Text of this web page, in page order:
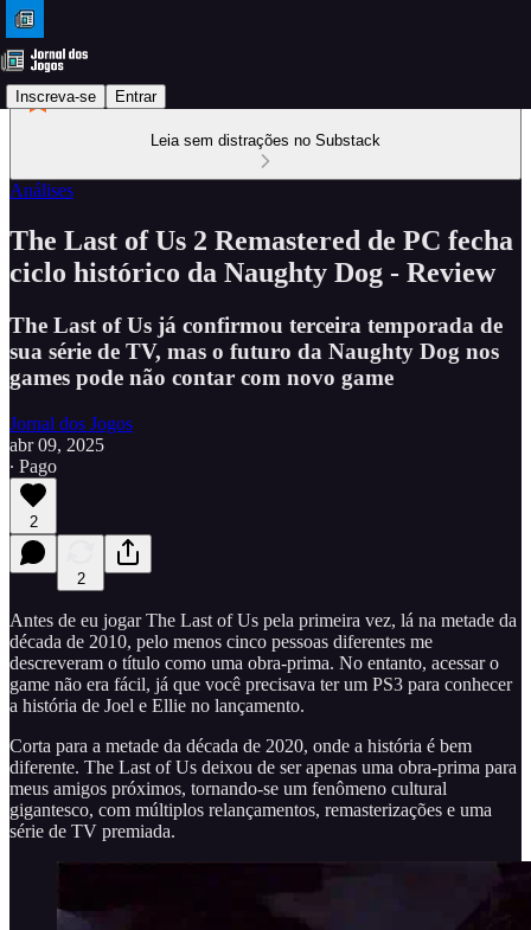
Inscreva-se Entrar
Leia sem distrações no Substack
Análises
The Last of Us 2 Remastered de PC fecha
ciclo histórico da Naughty Dog - Review
The Last of Us já confirmou terceira temporada de
sua série de TV, mas o futuro da Naughty Dog nos
games pode não contar com novo game
Jornal dos Jogos
abr 09, 2025
∙ Pago
2
2
Antes de eu jogar The Last of Us pela primeira vez, lá na metade da
década de 2010, pelo menos cinco pessoas diferentes me
descreveram o título como uma obra-prima. No entanto, acessar o
game não era fácil, já que você precisava ter um PS3 para conhecer
a história de Joel e Ellie no lançamento.
Corta para a metade da década de 2020, onde a história é bem
diferente. The Last of Us deixou de ser apenas uma obra-prima para
meus amigos próximos, tornando-se um fenômeno cultural
gigantesco, com múltiplos relançamentos, remasterizações e uma
série de TV premiada.